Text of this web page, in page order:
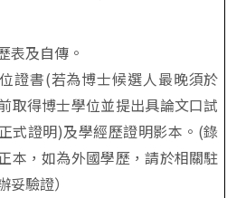
表及自傳。
證書(若為博士候選人最晚須於
取得博士學位並提出具論文口試
式證明)及學經歷證明影本。(錄
本，如為外國學歷，請於相關駐
妥驗證）